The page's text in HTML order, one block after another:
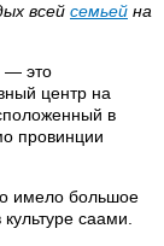
всей семьей на
— это
центр на
в
провинции
имело большое
саами.